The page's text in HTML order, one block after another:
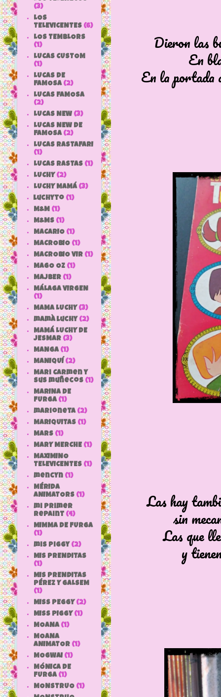
Dieron las
En
En la portada
Las hay
sin
Las que
y
(3)
LOS
TELEVICENTES (6)
LOS TEMBLORS
(1)
LUCAS CUSTOM
(1)
LUCAS DE
FAMOSA (2)
LUCAS FAMOSA
(2)
LUCAS NEW (3)
LUCAS NEW DE
FAMOSA (2)
LUCAS RASTAFARI
(1)
LUCAS RASTAS (1)
LUCHY (2)
LUCHY MAMÁ (3)
luchyto (1)
M&M (1)
M&MS (1)
MACARIO (1)
MACROBIO (1)
MACROBIO VIR (1)
MAGO OZ (1)
MAJBER (1)
MÁLAGA VIRGEN
(1)
MAMA LUCHY (3)
mamà luchy (2)
MAMÁ LUCHY DE
JESMAR (3)
MANGA (1)
MANIQUÍ (2)
Mari Carmen y
sus muñecos (1)
MARINA DE
FURGA (1)
marioneta (2)
MARIQUITAS (1)
MARS (1)
MARY MERCHE (1)
MAXIMINO
TELEVICENTES (1)
mencyn (1)
MÉRIDA
ANIMATORS (1)
mi primer
repaint (4)
MIMMA DE FURGA
(1)
mis piggy (2)
MIS PRENDITAS
(1)
MIS PRENDITAS
PÉREZ Y GALSEM
(1)
MISS PEGGY (2)
MISS PIGGY (1)
MOANA (1)
MOANA
ANIMATOR (1)
MOGWAI (1)
MÓNICA DE
FURGA (1)
MONSTRUO (1)